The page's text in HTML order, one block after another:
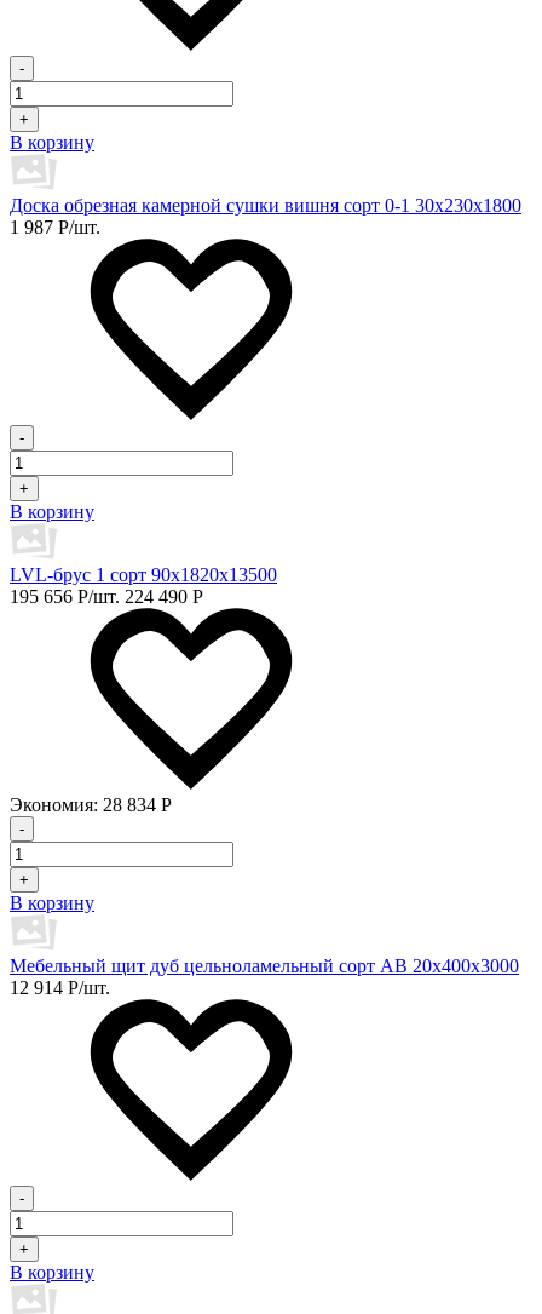
-
+
В корзину
Доска обрезная камерной сушки вишня сорт 0-1 30х230х1800
1 987 Р/шт.
-
+
В корзину
LVL-брус 1 сорт 90х1820х13500
195 656 Р/шт. 224 490 Р
Экономия: 28 834 Р
-
+
В корзину
Мебельный щит дуб цельноламельный сорт АВ 20х400х3000
12 914 Р/шт.
-
+
В корзину